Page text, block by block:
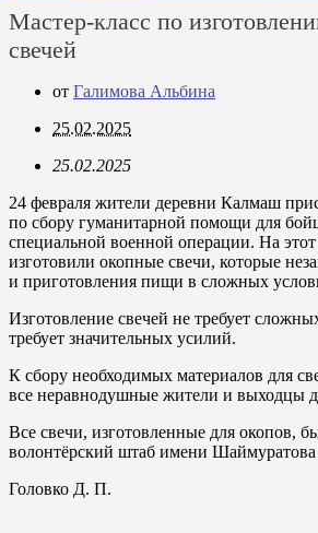
Мастер-класс по
свечей
от Галимова Альбина
25.02.2025
25.02.2025
24 февраля жители деревни Калмаш
по сбору гуманитарной помощи для
специальной военной операции. На
изготовили окопные свечи, которые
и приготовления пищи в сложных
Изготовление свечей не требует
требует значительных усилий.
К сбору необходимых материалов для
все неравнодушные жители и выходцы
Все свечи, изготовленные для окопов,
волонтёрский штаб имени Шаймуратова
Головко Д. П.